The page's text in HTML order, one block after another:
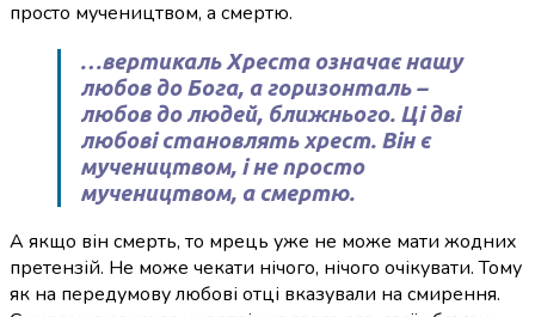
просто мучеництвом, а смертю.
…вертикаль Хреста означає нашу
любов до Бога, а горизонталь –
любов до людей, ближнього. Ці дві
любові становлять хрест. Він є
мучеництвом, і не просто
мучеництвом, а смертю.
А якщо він смерть, то мрець уже не може мати жодних
претензій. Не може чекати нічого, нічого очікувати. Тому
як на передумову любові отці вказували на смирення.